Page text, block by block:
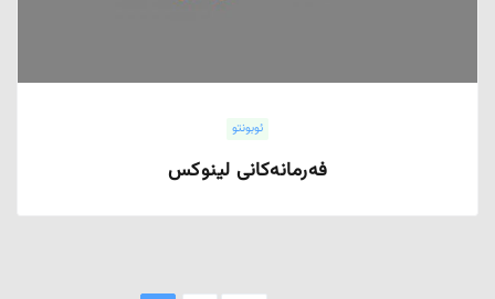
ئوبونتو
فەرمانەکانی لینوکس